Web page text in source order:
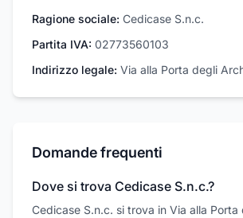
Ragione sociale: Cedicase S.n.c.
Partita IVA: 02773560103
Indirizzo legale: Via alla Porta degli
Domande frequenti
Dove si trova Cedicase S.n.c.?
Cedicase S.n.c. si trova in Via alla Porta